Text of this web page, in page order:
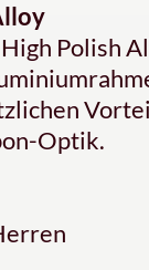
Polish
Optik.